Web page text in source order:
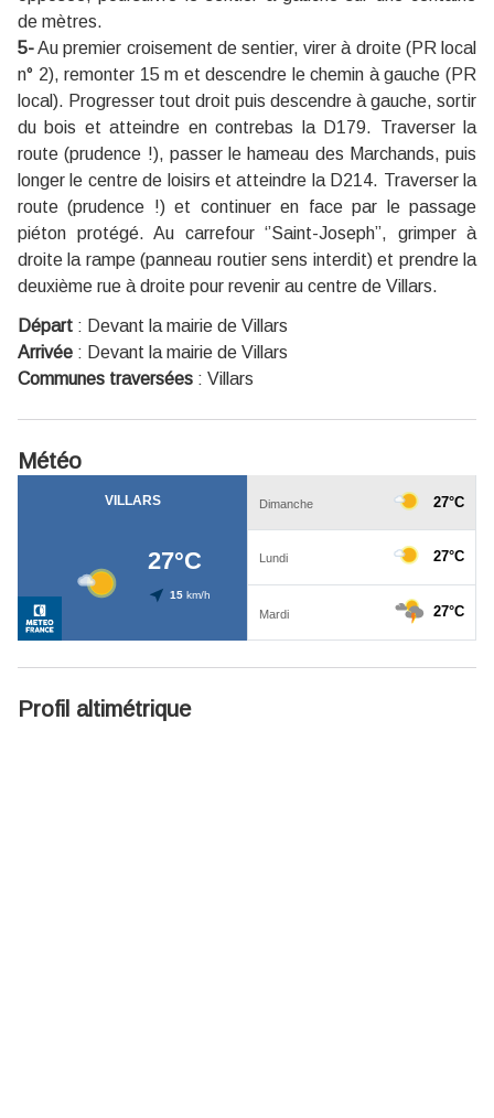
de mètres.
5-Au premier croisement de sentier, virer à droite (PR local
n° 2), remonter 15 m et descendre le chemin à gauche (PR
local). Progresser tout droit puis descendre à gauche, sortir
du bois et atteindre en contrebas la D179. Traverser la
route (prudence !), passer le hameau des Marchands, puis
longer le centre de loisirs et atteindre la D214. Traverser la
route (prudence !) et continuer en face par le passage
piéton protégé. Au carrefour ‘’Saint-Joseph’’, grimper à
droite la rampe (panneau routier sens interdit) et prendre la
deuxième rue à droite pour revenir au centre de Villars.
Départ : Devant la mairie de Villars
Arrivée : Devant la mairie de Villars
Communes traversées : Villars
Météo
Profil altimétrique